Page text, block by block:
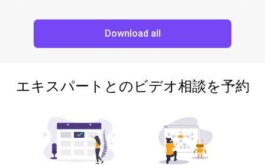
Download all
エキスパートとのビデオ相談を予約